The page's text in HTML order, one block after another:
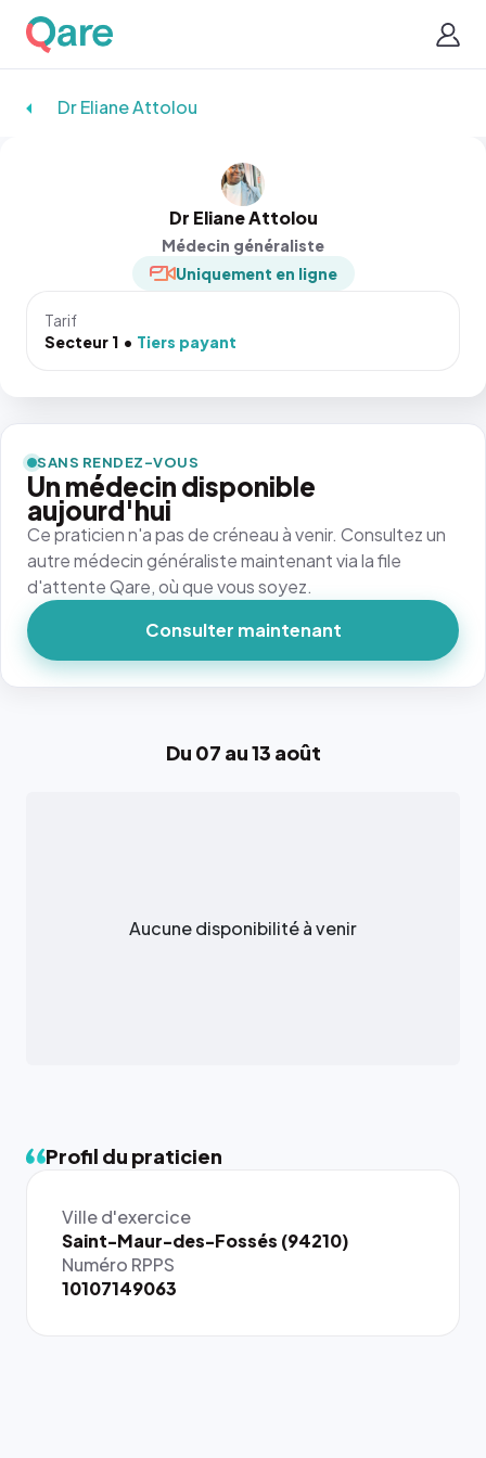
Dr Eliane Attolou
Dr Eliane Attolou
Médecin généraliste
Uniquement en ligne
Tarif
Secteur 1
Tiers payant
Du 07 au 13 août
Aucune disponibilité à venir
Profil du praticien
Ville d'exercice
Saint-Maur-des-Fossés (94210)
Numéro RPPS
10107149063
SANS RENDEZ-VOUS
Un médecin disponible
aujourd'hui
Ce praticien n'a pas de créneau à venir. Consultez un
autre médecin généraliste maintenant via la file
d'attente Qare, où que vous soyez.
Consulter maintenant
{# 40×40
: la taille
rendue par
`.profile-